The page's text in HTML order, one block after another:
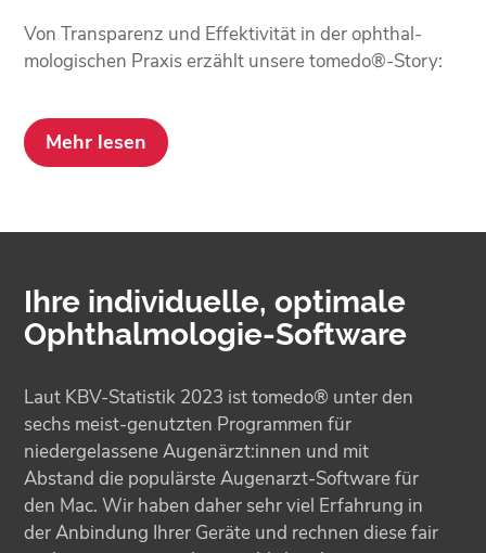
Von Transparenz und Effektivität in der ophthal­
mologischen Praxis erzählt unsere tomedo®-Story:
Mehr lesen
Ihre individuelle, optimale
Ophthalmologie-Software
Laut KBV-Statistik 2023 ist tomedo® unter den
sechs meist-genutzten Programmen für
niedergelassene Augenärzt:innen und mit
Abstand die populärste Augenarzt-Software für
den Mac. Wir haben daher sehr viel Erfahrung in
der Anbindung Ihrer Geräte und rechnen diese fair